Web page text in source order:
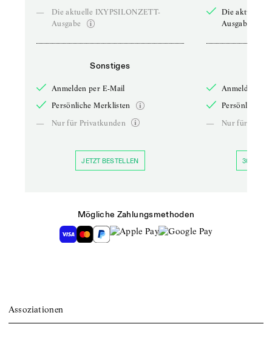
—
Die aktuelle IXYPSILONZETT-
Ausgabe
Sonstiges
Anmelden per E-Mail
Persönliche Merklisten
—
Nur für Privatkunden
JETZT BESTELLEN
Die aktuelle
Ausgabe
Anmelden
Persönliche
—
Nur für
30 TAGE
Mögliche Zahlungsmethoden
Assoziationen